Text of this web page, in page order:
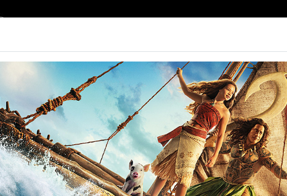
Home | Biglietteria Prossimamente Tariffe Contatti
Durata: 119 min
Non ci sono